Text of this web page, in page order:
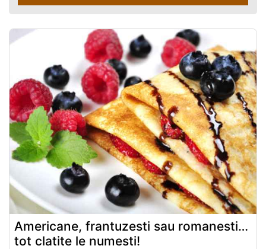
Americane, frantuzesti sau romanesti…
tot clatite le numesti!